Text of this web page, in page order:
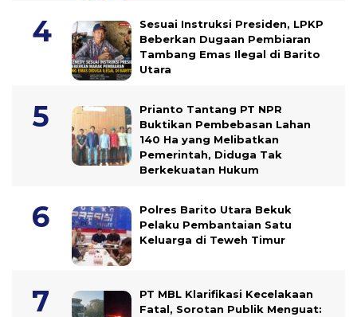
Sesuai Instruksi Presiden, LPKP
Beberkan Dugaan Pembiaran
Tambang Emas Ilegal di Barito
Utara
Prianto Tantang PT NPR
Buktikan Pembebasan Lahan
140 Ha yang Melibatkan
Pemerintah, Diduga Tak
Berkekuatan Hukum
Polres Barito Utara Bekuk
Pelaku Pembantaian Satu
Keluarga di Teweh Timur
PT MBL Klarifikasi Kecelakaan
Fatal, Sorotan Publik Menguat: